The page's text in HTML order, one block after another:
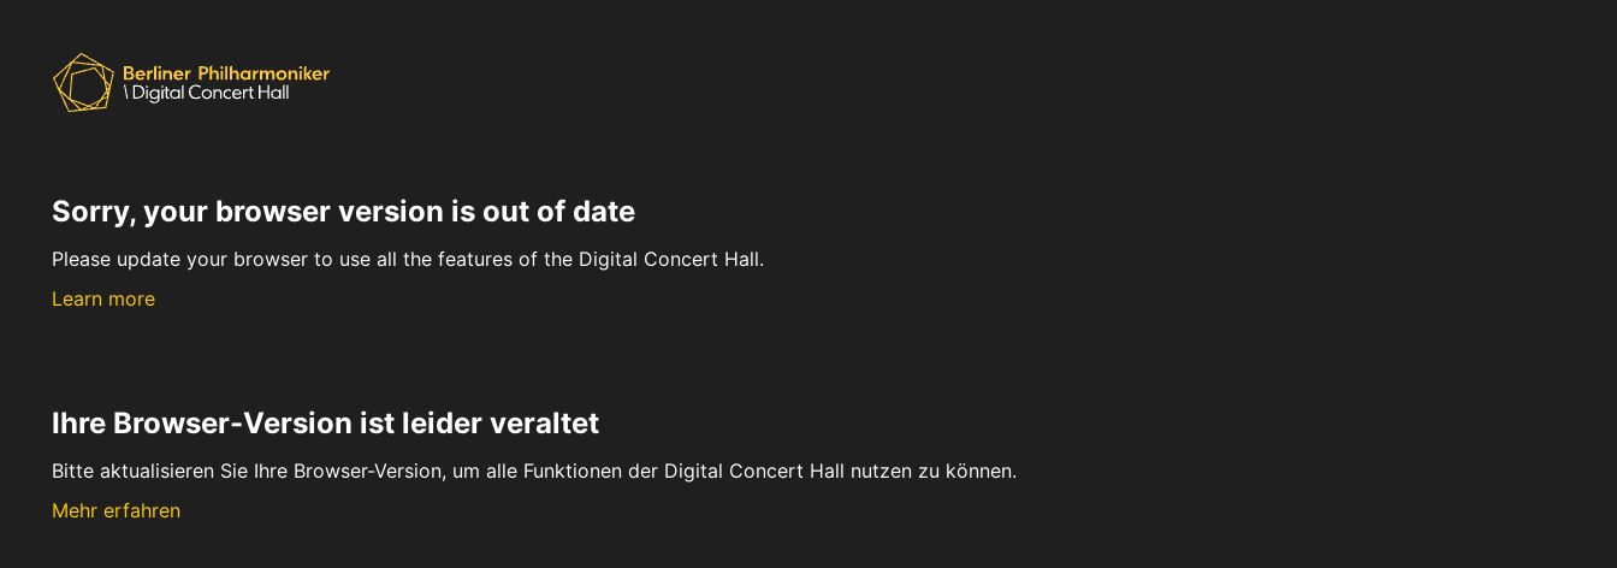
Sorry, your browser version is out of date
Please update your browser to use all the features of the Digital Concert Hall.
Learn more
Ihre Browser-Version ist leider veraltet
Bitte aktualisieren Sie Ihre Browser-Version, um alle Funktionen der Digital Concert Hall nutzen zu können.
Mehr erfahren